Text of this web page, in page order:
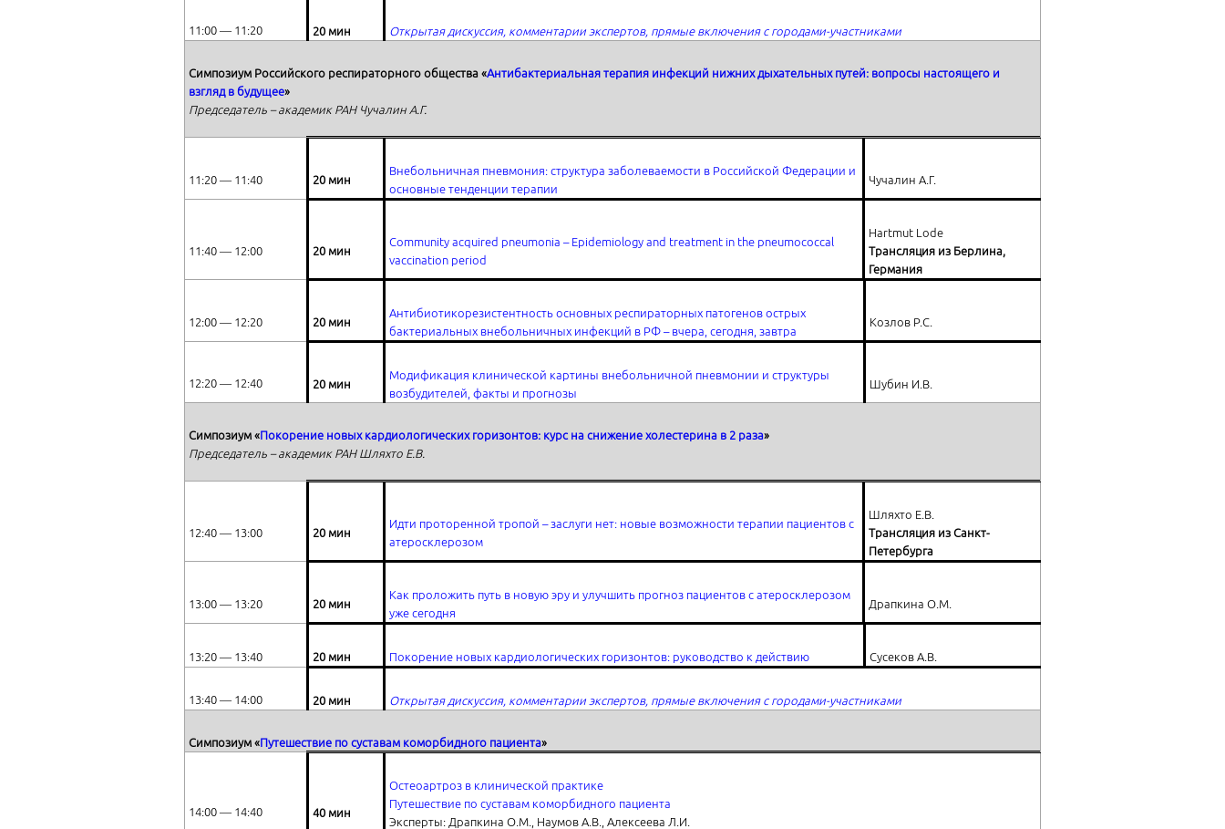
11:00 ― 11:20 20 мин Открытая дискуссия, комментарии экспертов, прямые включения с городами-участниками
Симпозиум Российского респираторного общества «Антибактериальная терапия инфекций нижних дыхательных путей: вопросы настоящего и
взгляд в будущее»
Председатель – академик РАН Чучалин А.Г.
11:20 ― 11:40 20 мин
Внебольничная пневмония: структура заболеваемости в Российской Федерации и
основные тенденции терапии
Чучалин А.Г.
11:40 ― 12:00 20 мин
Community acquired pneumonia – Epidemiology and treatment in the pneumococcal
vaccination period
Hartmut Lode
Трансляция из Берлина,
Германия
12:00 ― 12:20 20 мин
Антибиотикорезистентность основных респираторных патогенов острых
бактериальных внебольничных инфекций в РФ – вчера, сегодня, завтра
Козлов Р.С.
12:20 ― 12:40 20 мин
Модификация клинической картины внебольничной пневмонии и структуры
возбудителей, факты и прогнозы
Шубин И.В.
Симпозиум «Покорение новых кардиологических горизонтов: курс на снижение холестерина в 2 раза»
Председатель – академик РАН Шляхто Е.В.
12:40 ― 13:00 20 мин
Идти проторенной тропой – заслуги нет: новые возможности терапии пациентов с
атеросклерозом
Шляхто Е.В.
Трансляция из Санкт-
Петербурга
13:00 ― 13:20 20 мин
Как проложить путь в новую эру и улучшить прогноз пациентов с атеросклерозом
уже сегодня
Драпкина О.М.
13:20 ― 13:40 20 мин Покорение новых кардиологических горизонтов: руководство к действию Сусеков А.В.
13:40 ― 14:00 20 мин Открытая дискуссия, комментарии экспертов, прямые включения с городами-участниками
Симпозиум «Путешествие по суставам коморбидного пациента»
14:00 ― 14:40 40 мин
Остеоартроз в клинической практике
Путешествие по суставам коморбидного пациента
Эксперты: Драпкина О.М., Наумов А.В., Алексеева Л.И.